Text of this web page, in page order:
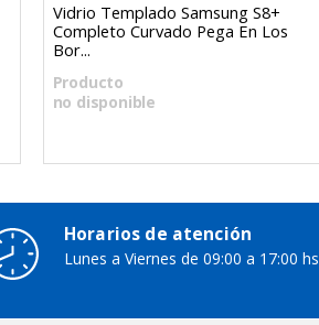
Vidrio Templado Samsung S8+
Completo Curvado Pega En Los
Bor...
Producto
no disponible
Horarios de atención
Lunes a Viernes de 09:00 a 17:00 hs